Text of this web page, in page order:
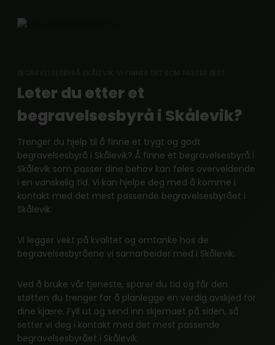
Leter du etter et
begravelsesbyrå i Skålevik?
Trenger du hjelp til å finne et trygt og godt
begravelsesbyrå i Skålevik? Å finne et begravelsesbyrå i
Skålevik som passer dine behov kan føles overveldende
i en vanskelig tid. Vi kan hjelpe deg med å komme i
kontakt med det mest passende begravelsesbyrået i
Skålevik.
Vi legger vekt på kvalitet og omtanke hos de
begravelsesbyråene vi samarbeider med i Skålevik.
Ved å bruke vår tjeneste, sparer du tid og får den
støtten du trenger for å planlegge en verdig avskjed for
dine kjære. Fyll ut og send inn skjemaet på siden, så
setter vi deg i kontakt med det mest passende
begravelsesbyrået i Skålevik.